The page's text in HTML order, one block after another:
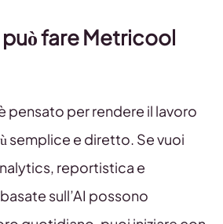
fare Metricool
pensato per rendere il lavoro
semplice e diretto. Se vuoi
reportistica e
sull’AI possono